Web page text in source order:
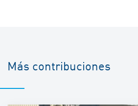
Más contribuciones